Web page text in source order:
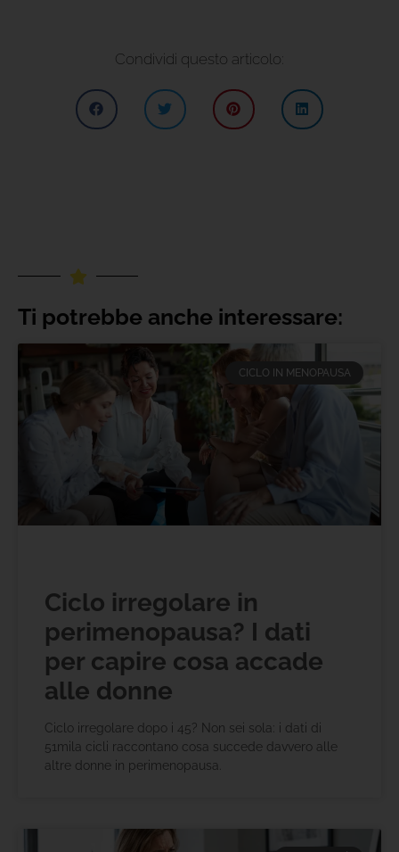
Condividi questo articolo:
Ti potrebbe anche interessare:
CICLO IN MENOPAUSA
Ciclo irregolare in
perimenopausa? I dati
per capire cosa accade
alle donne
Ciclo irregolare dopo i 45? Non sei sola: i dati di
51mila cicli raccontano cosa succede davvero alle
altre donne in perimenopausa.